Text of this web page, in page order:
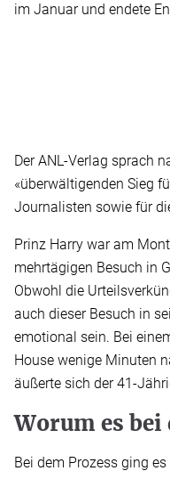
im Januar und endete
Der ANL-Verlag sprach
«überwältigenden Sieg
Journalisten sowie für
Prinz Harry war am
mehrtägigen Besuch in
Obwohl die
auch dieser Besuch in
emotional sein. Bei
House wenige Minuten
äußerte sich der 41-
Worum es bei
Bei dem Prozess ging